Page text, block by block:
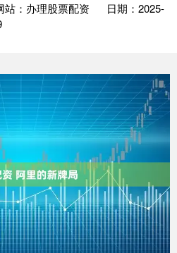
站：办理股票配资
日期：2025-